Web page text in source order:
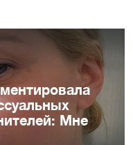
Мне